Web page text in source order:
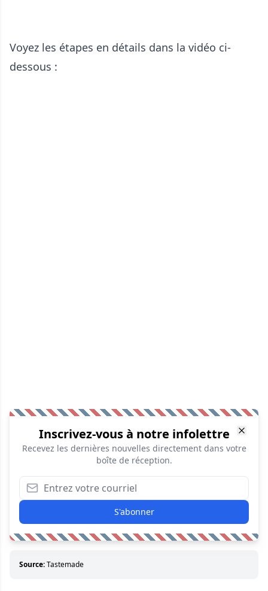
Voyez les étapes en détails dans la vidéo ci-
dessous :
Inscrivez-vous à notre infolettre
Recevez les dernières nouvelles directement dans votre
boîte de réception.
S'abonner
Source:Tastemade